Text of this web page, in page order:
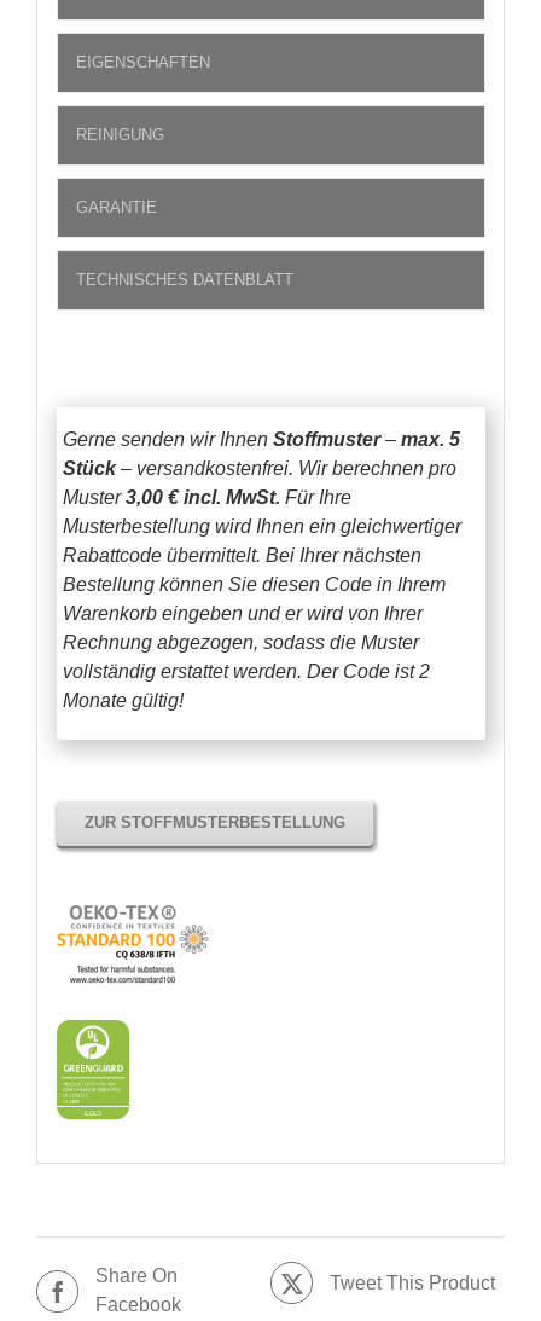
EIGENSCHAFTEN
REINIGUNG
GARANTIE
TECHNISCHES DATENBLATT
Gerne senden wir Ihnen Stoffmuster– max. 5
Stück– versandkostenfrei. Wir berechnen pro
Muster3,00 € incl. MwSt. Für Ihre
Musterbestellung wird Ihnen ein gleichwertiger
Rabattcode übermittelt. Bei Ihrer nächsten
Bestellung können Sie diesen Code in Ihrem
Warenkorb eingeben und er wird von Ihrer
Rechnung abgezogen, sodass die Muster
vollständig erstattet werden. Der Code ist 2
Monate gültig!
ZUR STOFFMUSTERBESTELLUNG
Share On
Facebook
Tweet This Product